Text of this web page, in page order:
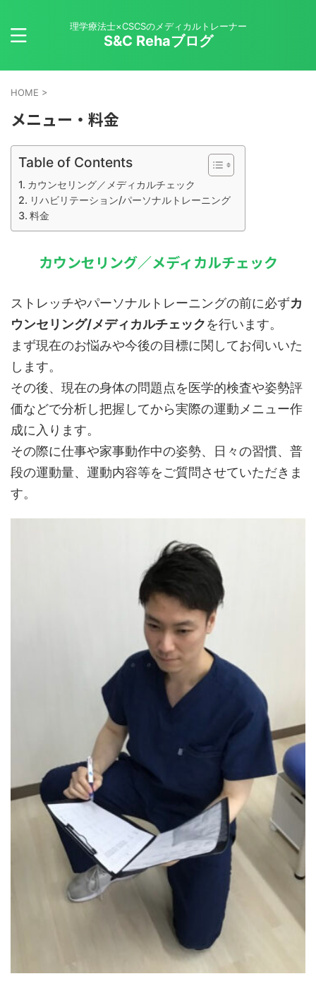
理学療法士×CSCSのメディカルトレーナー
S&C Rehaブログ
HOME >
メニュー・料金
Table of Contents
カウンセリング／メディカルチェック
リハビリテーション/パーソナルトレーニング
料金
カウンセリング／メディカルチェック
ストレッチやパーソナルトレーニングの前に必ずカ
ウンセリング/メディカルチェックを行います。
まず現在のお悩みや今後の目標に関してお伺いいた
します。
その後、現在の身体の問題点を医学的検査や姿勢評
価などで分析し把握してから実際の運動メニュー作
成に入ります。
その際に仕事や家事動作中の姿勢、日々の習慣、普
段の運動量、運動内容等をご質問させていただきま
す。